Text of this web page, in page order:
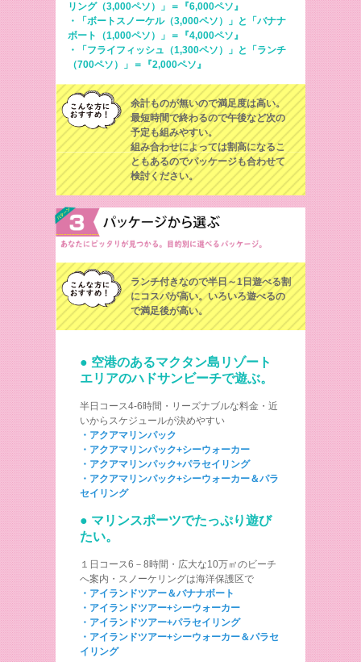
リング（3,000ペソ）」＝『6,000ペソ』
・「ボートスノーケル（3,000ペソ）」と「バナナ
ボート（1,000ペソ）」＝『4,000ペソ』
・「フライフィッシュ（1,300ペソ）」と「ランチ
（700ペソ）」＝『2,000ペソ』
余計ものが無いので満足度は高い。
最短時間で終わるので午後など次の
予定も組みやすい。
組み合わせによっては割高になるこ
ともあるのでパッケージも合わせて
検討ください。
ランチ付きなので半日～1日遊べる割
にコスパが高い。いろいろ遊べるの
で満足後が高い。
● 空港のあるマクタン島リゾート
エリアのハドサンビーチで遊ぶ。
半日コース4‐6時間・リーズナブルな料金・近
いからスケジュールが決めやすい
・アクアマリンパック
・アクアマリンパック+シーウォーカー
・アクアマリンパック+パラセイリング
・アクアマリンパック+シーウォーカー＆パラ
セイリング
● マリンスポーツでたっぷり遊び
たい。
１日コース6－8時間・広大な10万㎡のビーチ
へ案内・スノーケリングは海洋保護区で
・アイランドツアー＆バナナボート
・アイランドツアー+シーウォーカー
・アイランドツアー+パラセイリング
・アイランドツアー+シーウォーカー＆パラセ
イリング